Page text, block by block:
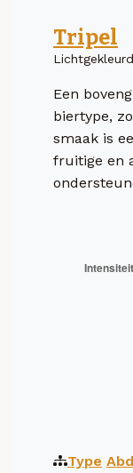
Tripel
Een
biertype,
smaak is
fruitige en
Type